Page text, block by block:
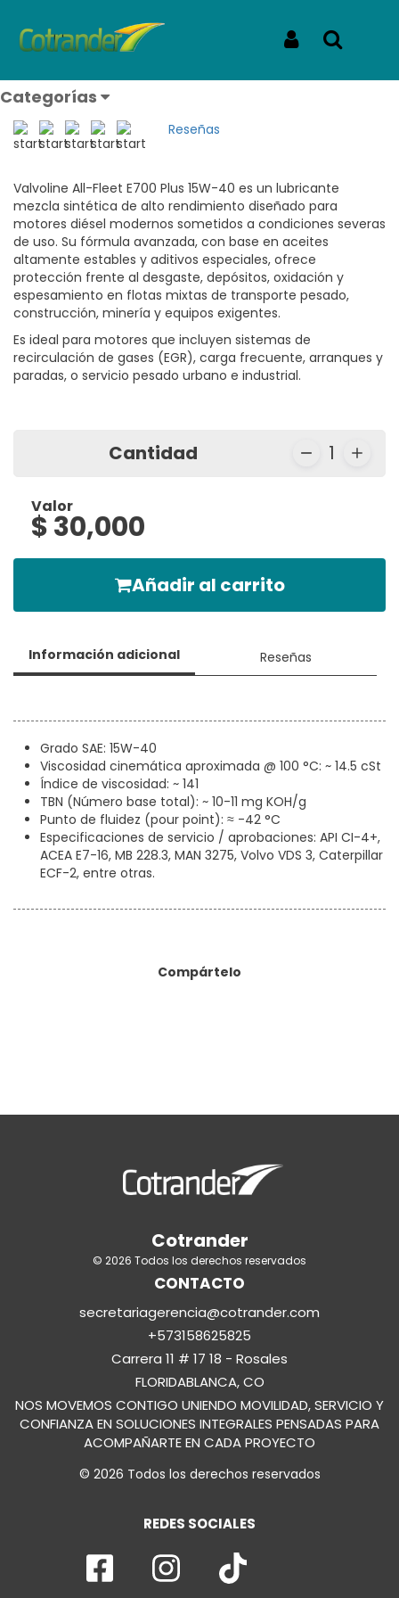
Categorías
VALVOLINE E700 PLUS 15W-40
REF: E700 PLUS 15W-40 LITRO
Reseñas
Valvoline All-Fleet E700 Plus 15W-40 es un lubricante
mezcla sintética de alto rendimiento diseñado para
motores diésel modernos sometidos a condiciones severas
de uso. Su fórmula avanzada, con base en aceites
altamente estables y aditivos especiales, ofrece
protección frente al desgaste, depósitos, oxidación y
espesamiento en flotas mixtas de transporte pesado,
construcción, minería y equipos exigentes.
Es ideal para motores que incluyen sistemas de
recirculación de gases (EGR), carga frecuente, arranques y
paradas, o servicio pesado urbano e industrial.
Cantidad 1
Valor
$ 30,000
Añadir al carrito
Información adicional Reseñas
Grado SAE: 15W-40
Viscosidad cinemática aproximada @ 100 °C: ~ 14.5 cSt
Índice de viscosidad: ~ 141
TBN (Número base total): ~ 10-11 mg KOH/g
Punto de fluidez (pour point): ≈ -42 °C
Especificaciones de servicio / aprobaciones: API CI-4+,
ACEA E7-16, MB 228.3, MAN 3275, Volvo VDS 3, Caterpillar
ECF-2, entre otras.
Compártelo
Cotrander
© 2026 Todos los derechos reservados
CONTACTO
secretariagerencia@cotrander.com
+573158625825
Carrera 11 # 17 18 - Rosales
FLORIDABLANCA, CO
NOS MOVEMOS CONTIGO UNIENDO MOVILIDAD, SERVICIO Y
CONFIANZA EN SOLUCIONES INTEGRALES PENSADAS PARA
ACOMPAÑARTE EN CADA PROYECTO
© 2026 Todos los derechos reservados
REDES SOCIALES